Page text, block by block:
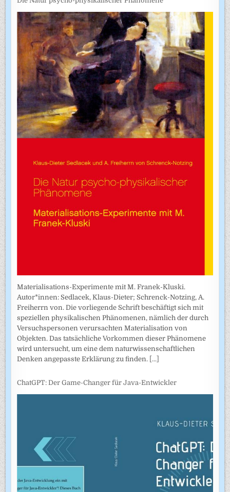
Materialisations-Experimente mit M. Franek-Kluski.
Autor*innen: Sedlacek, Klaus-Dieter; Schrenck-Notzing, A.
Freiherrn von. Die vorliegende Schrift beschäftigt sich mit
speziellen physikalischen Phänomenen, nämlich der durch
Versuchspersonen verursachten Materialisation von
Objekten. Das tatsächliche Vorkommen dieser Phänomene
wird untersucht, um eine dem naturwissenschaftlichen
Denken angepasste Erklärung zu finden. [...]
ChatGPT: Der Game-Changer für Java-Entwickler